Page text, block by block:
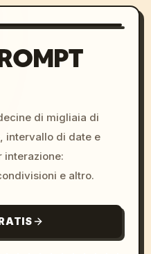
di migliaia di
intervallo di date e
interazione:
e altro.